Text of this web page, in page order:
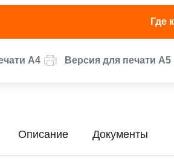
Где
А4 Версия для печати А5
Описание Документы